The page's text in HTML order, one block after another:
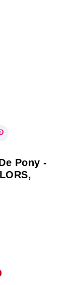
Pony -